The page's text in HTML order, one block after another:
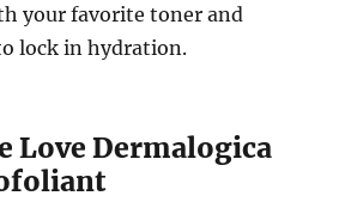
your favorite toner and
lock in hydration.
Love Dermalogica